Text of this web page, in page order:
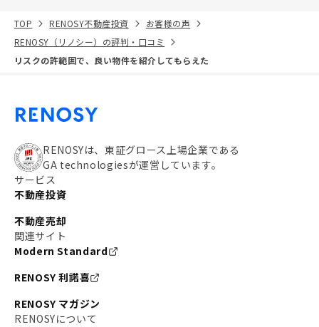
TOP RENOSY不動産投資
お客様の声
RENOSY（リノシー）の評判・口コミ
リスクの許範囲で、良い物件を紹介してもらえた
RENOSYは、東証グロース上場企業である
GA technologiesが運営しています。
サービス
不動産投資
不動産売却
関連サイト
Modern Standard
RENOSY 利諾喜
RENOSY マガジン
RENOSYについて